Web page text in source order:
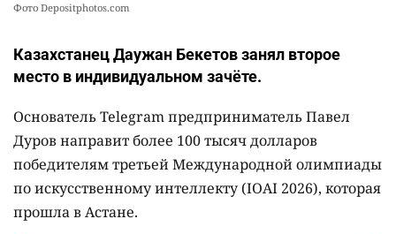
Фото Depositphotos.com
Казахстанец Даужан Бекетов занял второе
место в индивидуальном зачёте.
Основатель Telegram предприниматель Павел
Дуров направит более 100 тысяч долларов
победителям третьей Международной олимпиады
по искусственному интеллекту (IOAI 2026), которая
прошла в Астане.